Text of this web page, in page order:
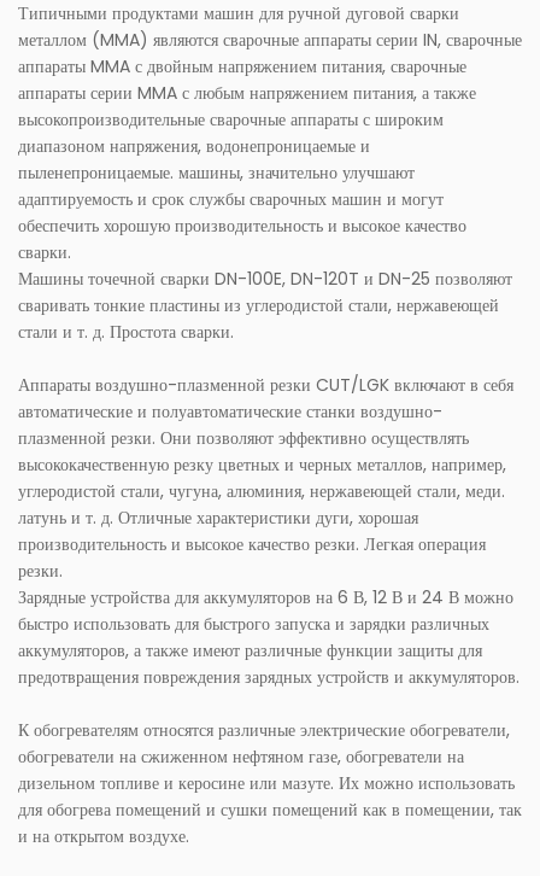
Типичными продуктами машин для ручной дуговой сварки
металлом (MMA) являются сварочные аппараты серии IN, сварочные
аппараты MMA с двойным напряжением питания, сварочные
аппараты серии MMA с любым напряжением питания, а также
высокопроизводительные сварочные аппараты с широким
диапазоном напряжения, водонепроницаемые и
пыленепроницаемые. машины, значительно улучшают
адаптируемость и срок службы сварочных машин и могут
обеспечить хорошую производительность и высокое качество
сварки.
Машины точечной сварки DN-100E, DN-120T и DN-25 позволяют
сваривать тонкие пластины из углеродистой стали, нержавеющей
стали и т. д. Простота сварки.
Аппараты воздушно-плазменной резки CUT/LGK включают в себя
автоматические и полуавтоматические станки воздушно-
плазменной резки. Они позволяют эффективно осуществлять
высококачественную резку цветных и черных металлов, например,
углеродистой стали, чугуна, алюминия, нержавеющей стали, меди.
латунь и т. д. Отличные характеристики дуги, хорошая
производительность и высокое качество резки. Легкая операция
резки.
Зарядные устройства для аккумуляторов на 6 В, 12 В и 24 В можно
быстро использовать для быстрого запуска и зарядки различных
аккумуляторов, а также имеют различные функции защиты для
предотвращения повреждения зарядных устройств и аккумуляторов.
К обогревателям относятся различные электрические обогреватели,
обогреватели на сжиженном нефтяном газе, обогреватели на
дизельном топливе и керосине или мазуте. Их можно использовать
для обогрева помещений и сушки помещений как в помещении, так
и на открытом воздухе.